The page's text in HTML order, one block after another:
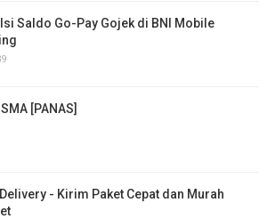
Saldo Go-Pay Gojek di BNI Mobile
[PANAS]
- Kirim Paket Cepat dan Murah